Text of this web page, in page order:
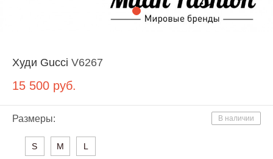
Худи Gucci V6267
15 500 руб.
В наличии
Размеры:
S M L